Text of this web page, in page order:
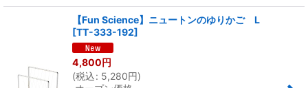
【Fun Science】ニュートンのゆりかご L
[TT-333-192]
4,800円
(税込: 5,280円)